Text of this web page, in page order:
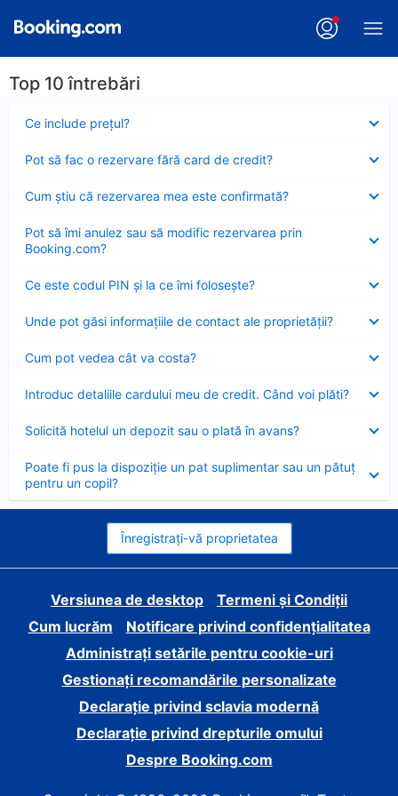
Top 10 întrebări
Ce include preţul?
închis
Pot să fac o rezervare fără card de credit?
închis
Cum ştiu că rezervarea mea este confirmată?
închis
Pot să îmi anulez sau să modific rezervarea prin
Booking.com?
închis
Ce este codul PIN şi la ce îmi foloseşte?
închis
Unde pot găsi informațiile de contact ale proprietății?
închis
Cum pot vedea cât va costa?
închis
Introduc detaliile cardului meu de credit. Când voi plăti?
închis
Solicită hotelul un depozit sau o plată în avans?
închis
Poate fi pus la dispoziție un pat suplimentar sau un pătuț
pentru un copil?
închis
Înregistrați-vă proprietatea
Versiunea de desktop
Termeni și Condiții
Cum lucrăm
Notificare privind confidențialitatea
Administrați setările pentru cookie-uri
Gestionați recomandările personalizate
Declarație privind sclavia modernă
Declarație privind drepturile omului
Despre Booking.com